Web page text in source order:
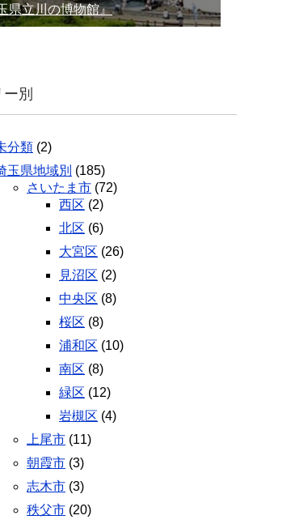
県立川の博物館』
別
分類 (2)
玉県地域別 (185)
さいたま市 (72)
西区 (2)
北区 (6)
大宮区 (26)
見沼区 (2)
中央区 (8)
桜区 (8)
浦和区 (10)
南区 (8)
緑区 (12)
岩槻区 (4)
上尾市 (11)
朝霞市 (3)
志木市 (3)
秩父市 (20)